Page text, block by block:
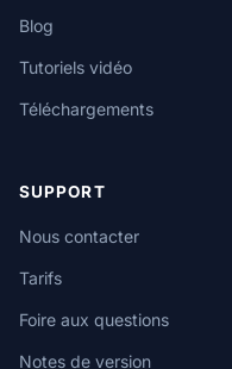
Blog
Tutoriels vidéo
Téléchargements
SUPPORT
Nous contacter
Tarifs
Foire aux questions
Notes de version